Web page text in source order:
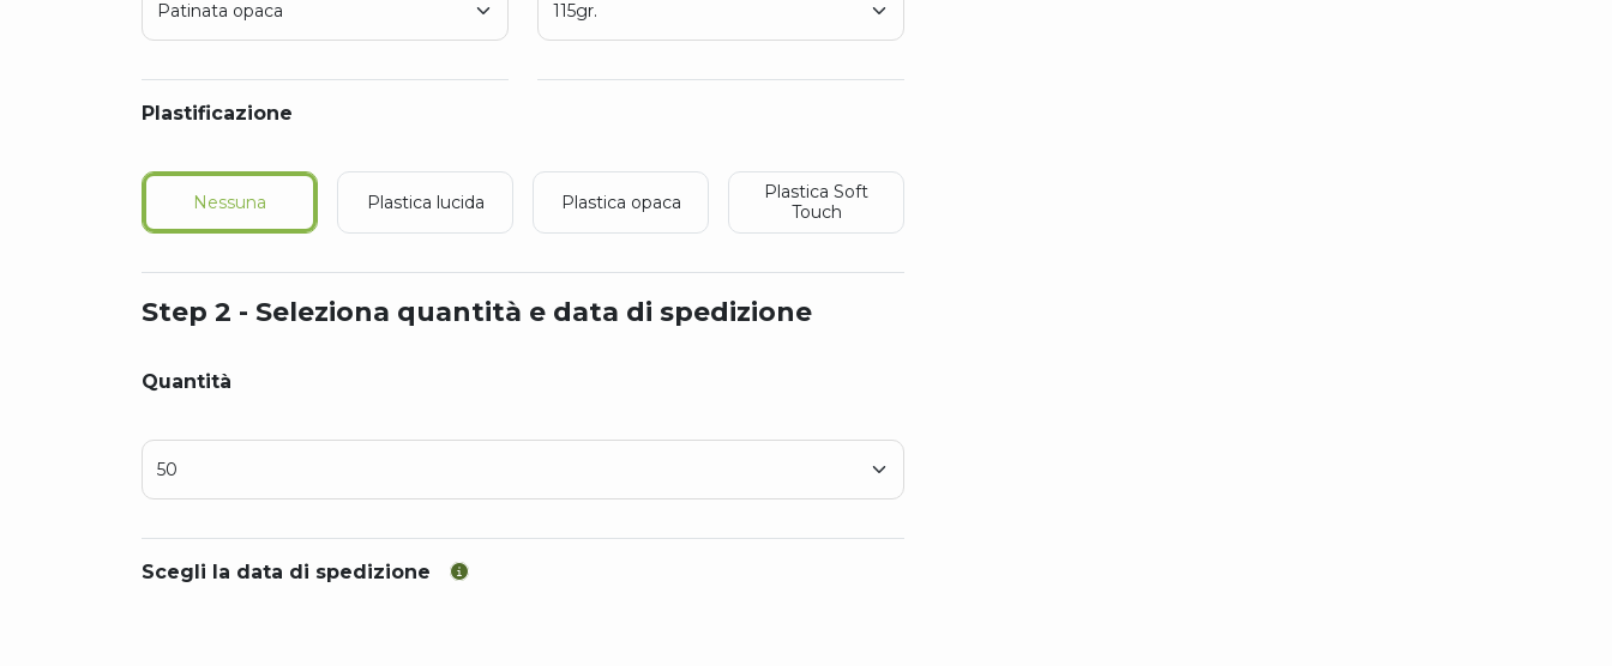
Plastificazione
Nessuna Plastica lucida Plastica opaca
Plastica Soft
Touch
Step 2 - Seleziona quantità e data di spedizione
Quantità
Scegli la data di spedizione